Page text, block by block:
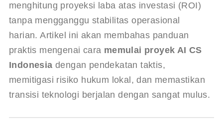
menghitung proyeksi laba atas investasi (ROI)
tanpa mengganggu stabilitas operasional
harian. Artikel ini akan membahas panduan
praktis mengenai cara memulai proyek AI CS
Indonesia dengan pendekatan taktis,
memitigasi risiko hukum lokal, dan memastikan
transisi teknologi berjalan dengan sangat mulus.